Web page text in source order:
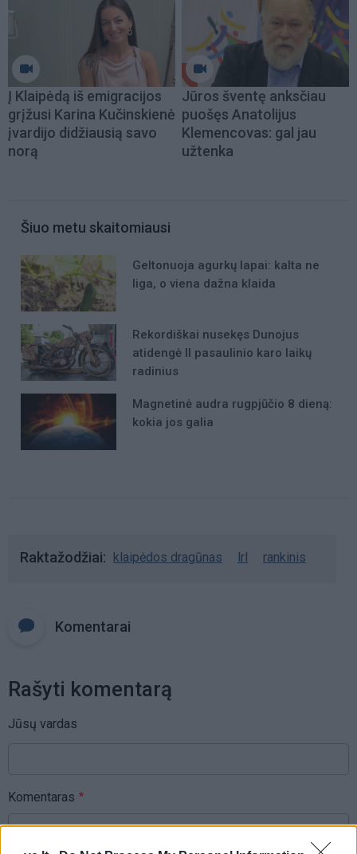
Į Klaipėdą iš emigracijos
grįžusi Karina Kučinskienė
įvardijo didžiausią savo
norą
Jūros šventę anksčiau
puošęs Anatolijus
Klemencovas: gal jau
užtenka
Šiuo metu skaitomiausi
Geltonuoja agurkų lapai: kalta ne
liga, o viena dažna klaida
Rekordiškai nusekęs Dunojus
atidengė II pasaulinio karo laikų
radinius
Magnetinė audra rugpjūčio 8 dieną:
kokia jos galia
Raktažodžiai klaipėdos dragūnas lrl rankinis
Komentarai
Rašyti komentarą
Jūsų vardas
Komentaras